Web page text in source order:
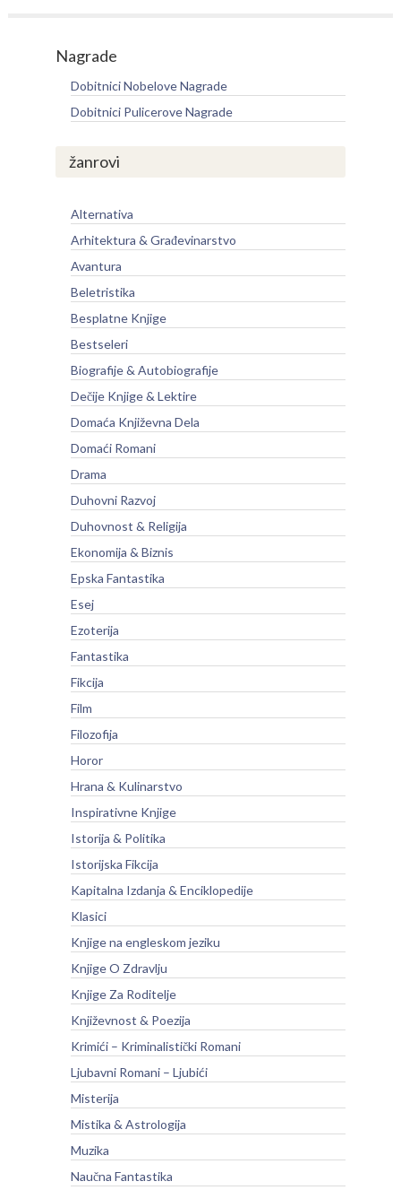
Nagrade
Dobitnici Nobelove Nagrade
Dobitnici Pulicerove Nagrade
žanrovi
Alternativa
Arhitektura & Građevinarstvo
Avantura
Beletristika
Besplatne Knjige
Bestseleri
Biografije & Autobiografije
Dečije Knjige & Lektire
Domaća Književna Dela
Domaći Romani
Drama
Duhovni Razvoj
Duhovnost & Religija
Ekonomija & Biznis
Epska Fantastika
Esej
Ezoterija
Fantastika
Fikcija
Film
Filozofija
Horor
Hrana & Kulinarstvo
Inspirativne Knjige
Istorija & Politika
Istorijska Fikcija
Kapitalna Izdanja & Enciklopedije
Klasici
Knjige na engleskom jeziku
Knjige O Zdravlju
Knjige Za Roditelje
Književnost & Poezija
Krimići – Kriminalistički Romani
Ljubavni Romani – Ljubići
Misterija
Mistika & Astrologija
Muzika
Naučna Fantastika